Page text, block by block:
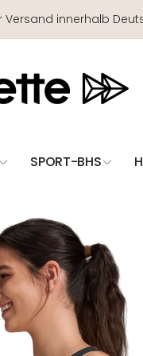
Versand innerhalb
SPORT-BHS